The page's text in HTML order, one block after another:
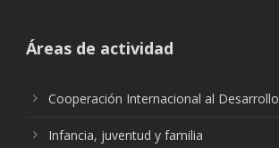
Áreas de actividad
Cooperación Internacional al Desarrollo
Infancia, juventud y familia